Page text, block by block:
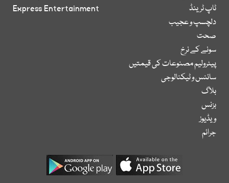
ٹاپ ٹرینڈ
دلچسپ و عجیب
صحت
سونے کے نرخ
پیٹرولیم مصنوعات کی قیمتیں
سائنس و ٹیکنالوجی
بلاگ
بزنس
ویڈیوز
جرائم
Express Entertainment